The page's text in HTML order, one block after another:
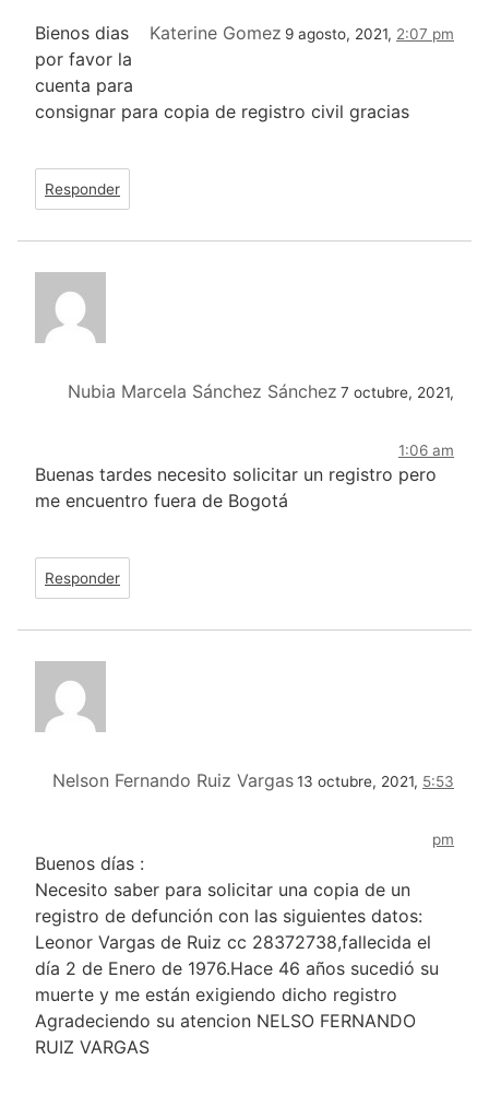
Katerine Gomez 9 agosto, 2021, 2:07 pm
Bienos dias
por favor la
cuenta para
consignar para copia de registro civil gracias
Responder
Nubia Marcela Sánchez Sánchez 7 octubre, 2021,
1:06 am
Buenas tardes necesito solicitar un registro pero
me encuentro fuera de Bogotá
Responder
Nelson Fernando Ruiz Vargas13 octubre, 2021, 5:53
pm
Buenos días :
Necesito saber para solicitar una copia de un
registro de defunción con las siguientes datos:
Leonor Vargas de Ruiz cc 28372738,fallecida el
día 2 de Enero de 1976.Hace 46 años sucedió su
muerte y me están exigiendo dicho registro
Agradeciendo su atencion NELSO FERNANDO
RUIZ VARGAS